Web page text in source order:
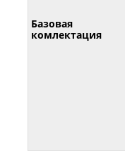
Базовая
комлектация